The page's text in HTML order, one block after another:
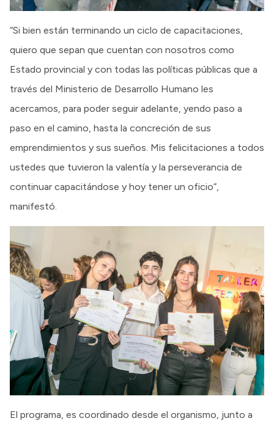
“Si bien están terminando un ciclo de capacitaciones,
quiero que sepan que cuentan con nosotros como
Estado provincial y con todas las políticas públicas que a
través del Ministerio de Desarrollo Humano les
acercamos, para poder seguir adelante, yendo paso a
paso en el camino, hasta la concreción de sus
emprendimientos y sus sueños. Mis felicitaciones a todos
ustedes que tuvieron la valentía y la perseverancia de
continuar capacitándose y hoy tener un oficio”,
manifestó.
El programa, es coordinado desde el organismo, junto a